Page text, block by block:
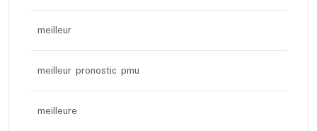
meilleur
meilleur pronostic pmu
meilleure